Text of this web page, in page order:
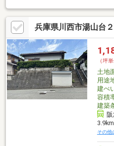
別途下水引込整備金要
兵庫県川西市湯山台
（坪
土地
用途
建ぺ
容積
建築
3.9km
その他